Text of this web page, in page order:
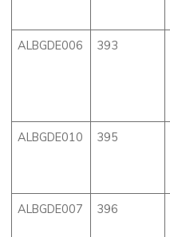
ALBGDE006 393
ALBGDE010 395
ALBGDE007 396